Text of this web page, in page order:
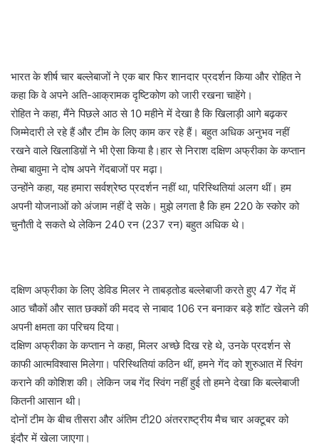
भारत के शीर्ष चार बल्लेबाजों ने एक बार फिर शानदार प्रदर्शन किया और रोहित ने
कहा कि वे अपने अति-आक्रामक दृष्टिकोण को जारी रखना चाहेंगे।
रोहित ने कहा, मैंने पिछले आठ से 10 महीने में देखा है कि खिलाड़ी आगे बढ़कर
जिम्मेदारी ले रहे हैं और टीम के लिए काम कर रहे हैं। बहुत अधिक अनुभव नहीं
रखने वाले खिलाडिय़ों ने भी ऐसा किया है।हार से निराश दक्षिण अफ्रीका के कप्तान
तेम्बा बावुमा ने दोष अपने गेंदबाजों पर मढ़ा।
उन्होंने कहा, यह हमारा सर्वश्रेष्ठ प्रदर्शन नहीं था, परिस्थितियां अलग थीं। हम
अपनी योजनाओं को अंजाम नहीं दे सके। मुझे लगता है कि हम 220 के स्कोर को
चुनौती दे सकते थे लेकिन 240 रन (237 रन) बहुत अधिक थे।
दक्षिण अफ्रीका के लिए डेविड मिलर ने ताबड़तोड बल्लेबाजी करते हुए 47 गेंद में
आठ चौकों और सात छक्कों की मदद से नाबाद 106 रन बनाकर बड़े शॉट खेलने की
अपनी क्षमता का परिचय दिया।
दक्षिण अफ्रीका के कप्तान ने कहा, मिलर अच्छे दिख रहे थे, उनके प्रदर्शन से
काफी आत्मविश्वास मिलेगा। परिस्थितियां कठिन थीं, हमने गेंद को शुरुआत में स्विंग
कराने की कोशिश की। लेकिन जब गेंद स्विंग नहीं हुई तो हमने देखा कि बल्लेबाजी
कितनी आसान थी।
दोनों टीम के बीच तीसरा और अंतिम टी20 अंतरराष्ट्रीय मैच चार अक्टूबर को
इंदौर में खेला जाएगा।